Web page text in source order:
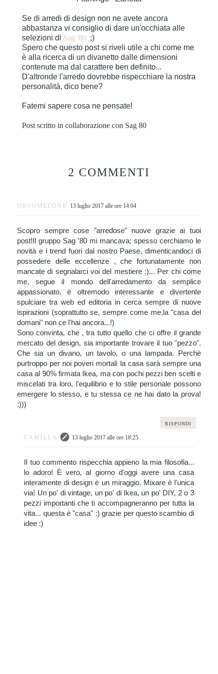
Se di arredi di design non ne avete ancora
abbastanza vi consiglio di dare un'occhiata alle
selezioni di Sag '80 ;)
Spero che questo post si riveli utile a chi come me
è alla ricerca di un divanetto dalle dimensioni
contenute ma dal carattere ben definito...
D'altronde l'arredo dovrebbe rispecchiare la nostra
personalità, dico bene?
Fatemi sapere cosa ne pensate!
Post scritto in collaborazione con Sag 80
2 COMMENTI
ORSOMELONE 13 luglio 2017 alle ore 14:04
Scopro sempre cose "arredose" nuove grazie ai tuoi
post!Il gruppo Sag '80 mi mancava; spesso cerchiamo le
novità e i trend fuori dal nostro Paese, dimenticandoci di
possedere delle eccellenze , che fortunatamente non
mancate di segnalarci voi del mestiere :)... Per chi come
me, segue il mondo dell'arredamento da semplice
appassionato, è oltremodo interessante e divertente
spulciare tra web ed editoria in cerca sempre di nuove
ispirazioni (soprattutto se, sempre come me,la "casa del
domani" non ce l'hai ancora...!)
Sono convinta, che , tra tutto quello che ci offre il grande
mercato del design, sia importante trovare il tuo "pezzo".
Che sia un divano, un tavolo, o una lampada. Perchè
purtroppo per noi poveri mortali la casa sarà sempre una
casa al 90% firmata Ikea, ma con pochi pezzi ben scelti e
miscelati tra loro, l'equilibrio e lo stile personale possono
emergere lo stesso, e tu stessa ce ne hai dato la prova!
:)))
RISPONDI
CAMILLA 13 luglio 2017 alle ore 18:25
Il tuo commento rispecchia appieno la mia filosofia...
lo adoro! È vero, al giorno d'oggi avere una casa
interamente di design è un miraggio. Mixare è l'unica
via! Un po' di vintage, un po' di Ikea, un po' DIY, 2 o 3
pezzi importanti che ti accompagneranno per tutta la
vita... questa è "casa" :) grazie per questo scambio di
idee :)